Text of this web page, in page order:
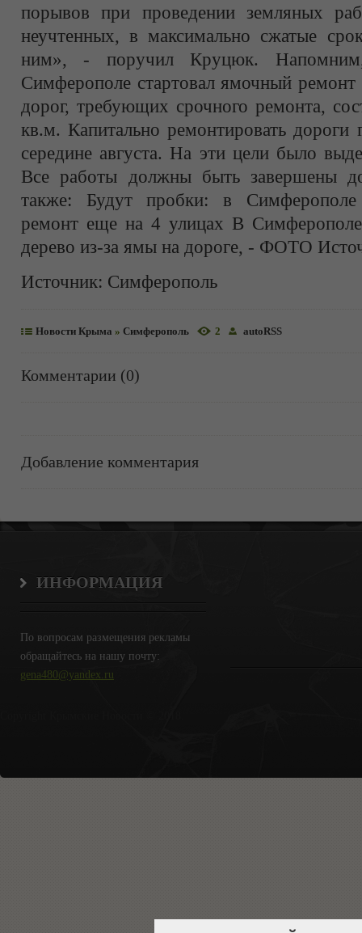
порывов при проведении земляных
неучтенных, в максимально сжатые
ним», - поручил Круцюк.
Симферополе стартовал ямочный
дорог, требующих срочного ремонта,
кв.м. Капитально ремонтировать дороги
середине августа. На эти цели было
Все работы должны быть завершены
также: Будут пробки: в Симферополе
ремонт еще на 4 улицах В Симферополе
дерево из-за ямы на дороге, - ФОТО
Источник: Симферополь
Новости Крыма » Симферополь 2 autoRSS
Комментарии (0)
Добавление комментария
ИНФОРМАЦИЯ
По вопросам размещения рекламы
обращайтесь на нашу почту:
gena480@yandex.ru